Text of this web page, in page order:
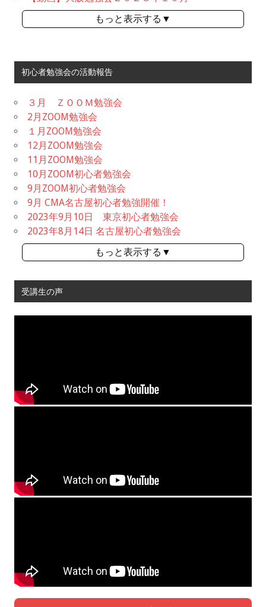
もっと表示する▼
初心者勉強会の活動報告
３月 ＺＯＯＭ勉強会
2月ZOOM勉強会
１月ZOOM勉強会
12月ZOOM勉強会
11月ZOOM勉強会
10月ZOOM初心者勉強会
9月ZOOM初心者勉強会
9月 CMA名古屋初心者勉強開催！
2023年9月10日 東京初心者勉強会
2023年8月14日 名古屋初心者勉強会
もっと表示する▼
受講生の声